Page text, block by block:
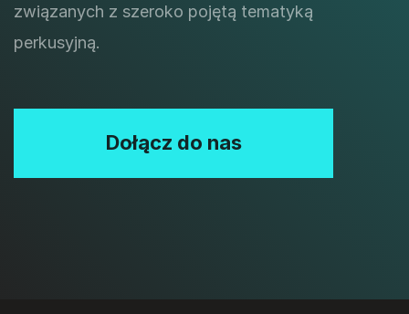
związanych z szeroko pojętą tematyką
perkusyjną.
Dołącz do nas